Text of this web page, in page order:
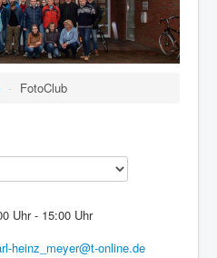
- FotoClub
Uhr - 15:00 Uhr
heinz_meyer@t-online.de